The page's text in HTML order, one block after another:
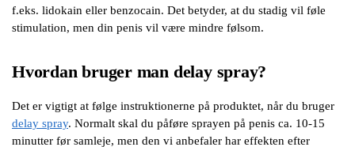
f.eks. lidokain eller benzocain. Det betyder, at du stadig vil føle
stimulation, men din penis vil være mindre følsom.
Hvordan bruger man delay spray?
Det er vigtigt at følge instruktionerne på produktet, når du bruger
delay spray. Normalt skal du påføre sprayen på penis ca. 10-15
minutter før samleje, men den vi anbefaler har effekten efter